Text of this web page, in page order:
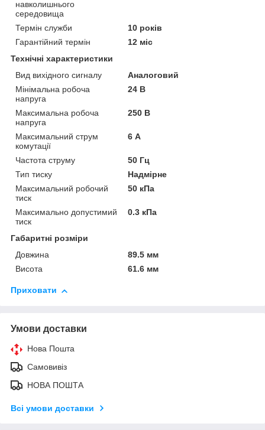
навколишнього
середовища
Термін служби
10 років
Гарантійний термін
12 міс
Технічні характеристики
Вид вихідного сигналу
Аналоговий
Мінімальна робоча
напруга
24 В
Максимальна робоча
напруга
250 В
Максимальний струм
комутації
6 А
Частота струму
50 Гц
Тип тиску
Надмірне
Максимальний робочий
тиск
50 кПа
Максимально допустимий
тиск
0.3 кПа
Габаритні розміри
Довжина
89.5 мм
Висота
61.6 мм
Приховати
Умови доставки
Нова Пошта
Самовивіз
НОВА ПОШТА
Всі умови доставки